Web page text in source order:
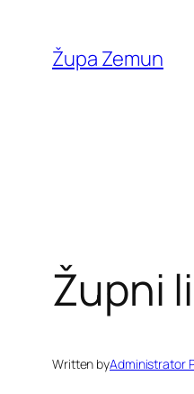
content
Župa Zemun
Župni
Written byAdministrator